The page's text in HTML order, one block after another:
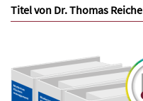
Titel von Dr. Thomas Reiche